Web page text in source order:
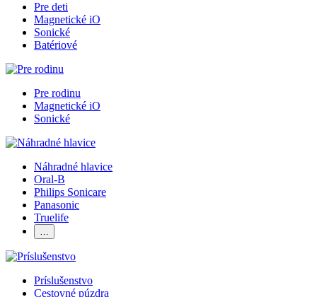
Pre deti
Magnetické iO
Sonické
Batériové
Pre rodinu
Magnetické iO
Sonické
Náhradné hlavice
Oral-B
Philips Sonicare
Panasonic
Truelife
…
Príslušenstvo
Cestovné púzdra